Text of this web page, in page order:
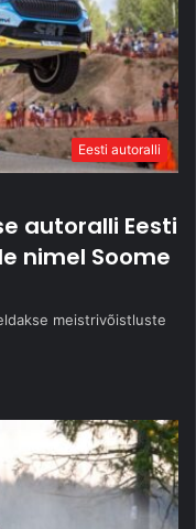
Eesti autoralli
autoralli Eesti
nimel Soome
meistrivõistluste